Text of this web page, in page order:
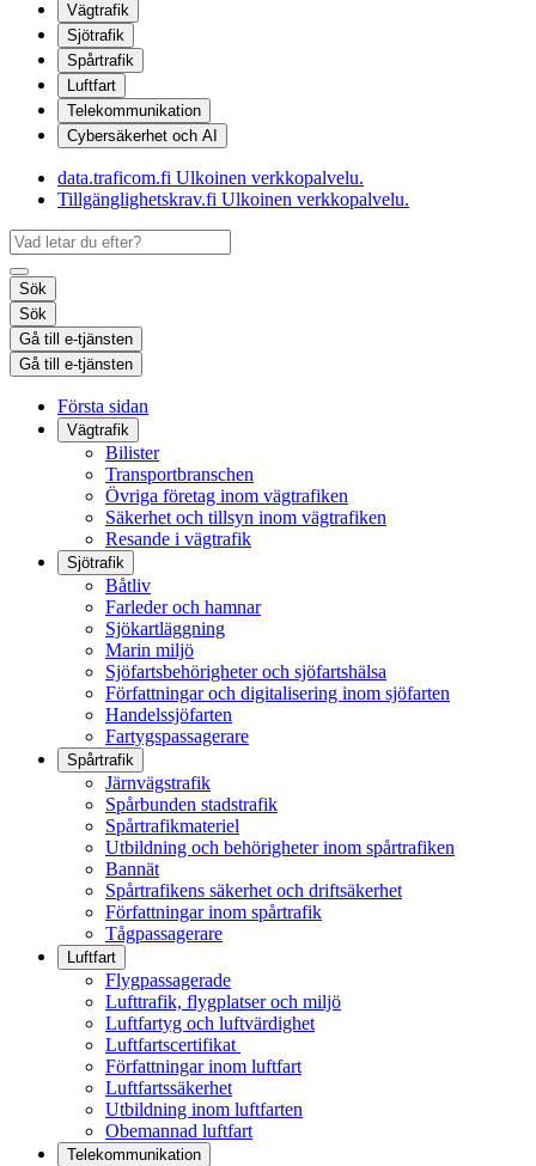
Vägtrafik
Sjötrafik
Spårtrafik
Luftfart
Telekommunikation
Cybersäkerhet och AI
data.traficom.fi Ulkoinen verkkopalvelu.
Tillgänglighetskrav.fi Ulkoinen verkkopalvelu.
Sök
Sök
Gå till e-tjänsten
Gå till e-tjänsten
Första sidan
Vägtrafik
Bilister
Transportbranschen
Övriga företag inom vägtrafiken
Säkerhet och tillsyn inom vägtrafiken
Resande i vägtrafik
Sjötrafik
Båtliv
Farleder och hamnar
Sjökartläggning
Marin miljö
Sjöfartsbehörigheter och sjöfartshälsa
Författningar och digitalisering inom sjöfarten
Handelssjöfarten
Fartygspassagerare
Spårtrafik
Järnvägstrafik
Spårbunden stadstrafik
Spårtrafikmateriel
Utbildning och behörigheter inom spårtrafiken
Bannät
Spårtrafikens säkerhet och driftsäkerhet
Författningar inom spårtrafik
Tågpassagerare
Luftfart
Flygpassagerade
Lufttrafik, flygplatser och miljö
Luftfartyg och luftvärdighet
Luftfartscertifikat
Författningar inom luftfart
Luftfartssäkerhet
Utbildning inom luftfarten
Obemannad luftfart
Telekommunikation